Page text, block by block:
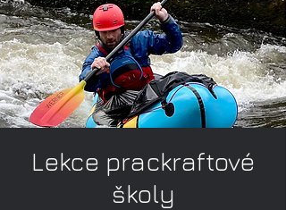
Lekce prackraftové
školy